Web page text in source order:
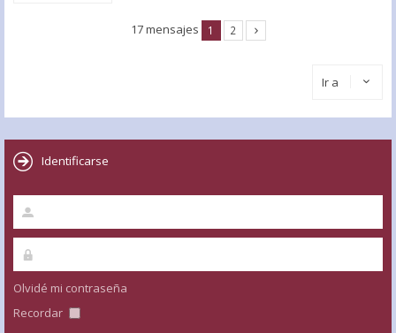
17 mensajes 1 2
Ir a
Identificarse
Olvidé mi contraseña
Recordar